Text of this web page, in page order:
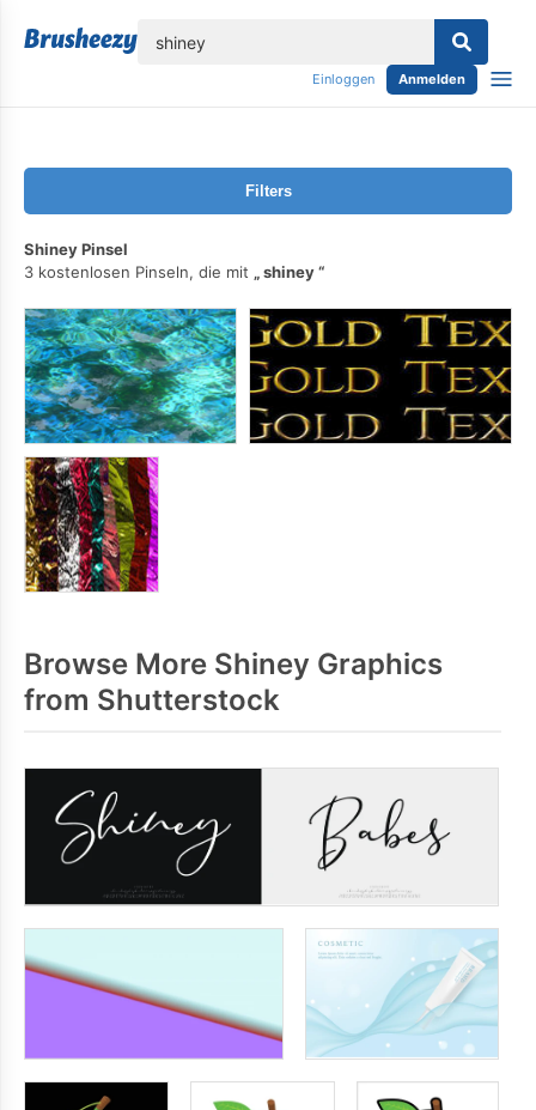
Einloggen Anmelden
Filters
Shiney Pinsel
3 kostenlosen Pinseln, die mit
shiney
Browse More Shiney Graphics
from Shutterstock